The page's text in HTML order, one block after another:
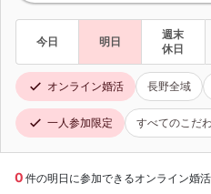
今日 明日
週末
休日
オンライン婚活 長野全域
一人参加限定 すべてのこだ
0 件の明日に参加できるオンライン婚